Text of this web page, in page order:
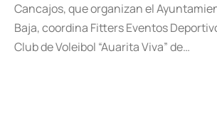
Cancajos, que organizan el
Baja, coordina Fitters Eventos
Club de Voleibol “Auarita Viva” de…